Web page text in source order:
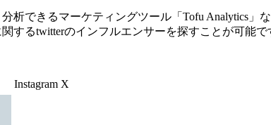
析できるマーケティングツール「Tofu Analytics」
するtwitterのインフルエンサーを探すことが可能で
Instagram X